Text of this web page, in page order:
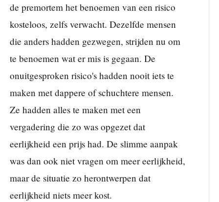
de premortem het benoemen van een risico
kosteloos, zelfs verwacht. Dezelfde mensen
die anders hadden gezwegen, strijden nu om
te benoemen wat er mis is gegaan. De
onuitgesproken risico's hadden nooit iets te
maken met dappere of schuchtere mensen.
Ze hadden alles te maken met een
vergadering die zo was opgezet dat
eerlijkheid een prijs had. De slimme aanpak
was dan ook niet vragen om meer eerlijkheid,
maar de situatie zo herontwerpen dat
eerlijkheid niets meer kost.